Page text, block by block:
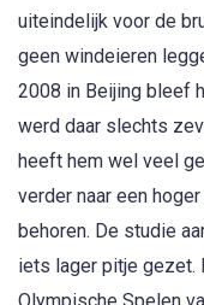
uiteindelijk voor de
geen windeieren
2008 in Beijing bleef
werd daar slechts
heeft hem wel veel
verder naar een
behoren. De studie
iets lager pitje gezet.